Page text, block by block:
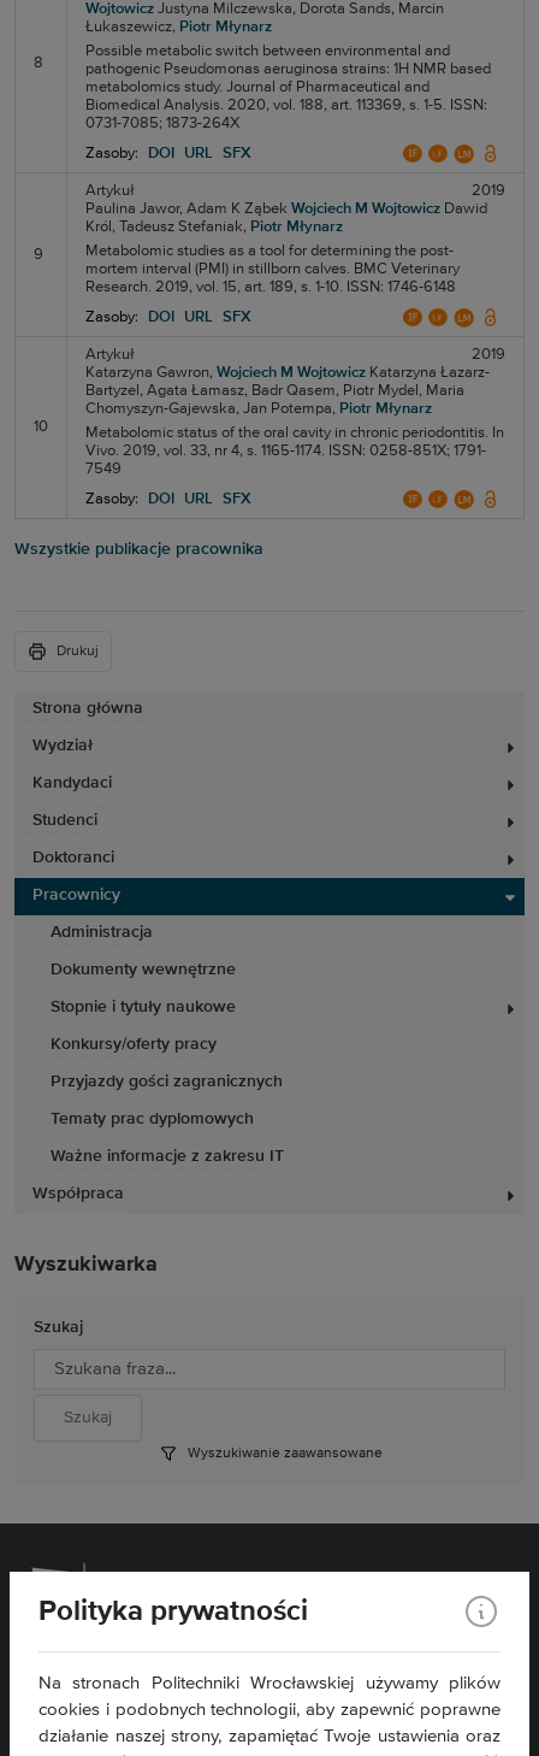
Strona główna
Wydział
Kandydaci
Studenci
Doktoranci
Pracownicy
Administracja
Dokumenty wewnętrzne
Stopnie i tytuły naukowe
Konkursy/oferty pracy
Przyjazdy gości zagranicznych
Tematy prac dyplomowych
Ważne informacje z zakresu IT
Współpraca
Wyszukiwarka
Szukaj
Wyszukiwanie zaawansowane
8
Wojtowicz Justyna Milczewska, Dorota Sands, Marcin
Łukaszewicz, Piotr Młynarz
Possible metabolic switch between environmental and
pathogenic Pseudomonas aeruginosa strains: 1H NMR based
metabolomics study. Journal of Pharmaceutical and
Biomedical Analysis. 2020, vol. 188, art. 113369, s. 1-5. ISSN:
0731-7085; 1873-264X
Zasoby:
DOI URL SFX
9
Artykuł
2019
Paulina Jawor, Adam K Ząbek Wojciech M Wojtowicz Dawid
Król, Tadeusz Stefaniak, Piotr Młynarz
Metabolomic studies as a tool for determining the post-
mortem interval (PMI) in stillborn calves. BMC Veterinary
Research. 2019, vol. 15, art. 189, s. 1-10. ISSN: 1746-6148
Zasoby:
DOI URL SFX
10
Artykuł
2019
Katarzyna Gawron, Wojciech M Wojtowicz Katarzyna Łazarz-
Bartyzel, Agata Łamasz, Badr Qasem, Piotr Mydel, Maria
Chomyszyn-Gajewska, Jan Potempa, Piotr Młynarz
Metabolomic status of the oral cavity in chronic periodontitis. In
Vivo. 2019, vol. 33, nr 4, s. 1165-1174. ISSN: 0258-851X; 1791-
7549
Zasoby:
DOI URL SFX
Wszystkie publikacje pracownika
Drukuj
Wydział Chemiczny
ul. C. K. Norwida 4/6
50-373 Wrocław
Polityka prywatności
Na stronach Politechniki Wrocławskiej używamy plików
cookies i podobnych technologii, aby zapewnić poprawne
działanie naszej strony, zapamiętać Twoje ustawienia oraz